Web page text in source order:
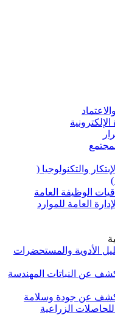
والتكنولوجيا (
)
الوظيفة العامة
العامة للموارد
الأدوية والمستحضرات
عن النباتات المهندسة
عن جودة وسلامة
للحاصلات الزراعية